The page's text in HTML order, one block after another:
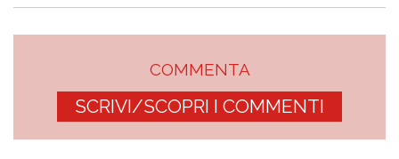
COMMENTA
SCRIVI/SCOPRI I COMMENTI